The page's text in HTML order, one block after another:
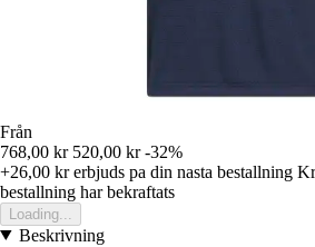
Från
768,00 kr 520,00 kr -32%
+26,00 krerbjuds pa din nasta bestallning
bestallning har bekraftats
Loading...
Beskrivning